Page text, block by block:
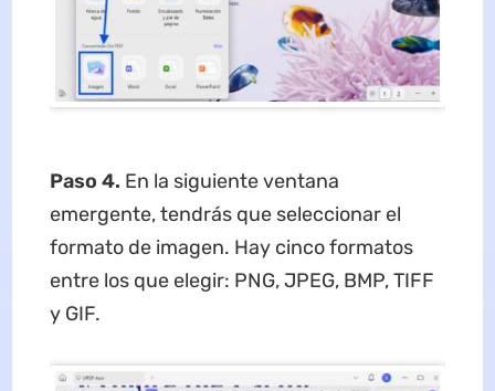
Paso 4. En la siguiente ventana
emergente, tendrás que seleccionar el
formato de imagen. Hay cinco formatos
entre los que elegir: PNG, JPEG, BMP, TIFF
y GIF.